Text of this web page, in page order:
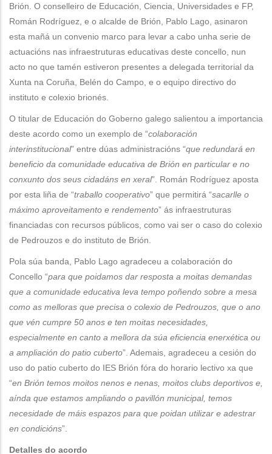
Brión. O conselleiro de Educación, Ciencia, Universidades e FP,
Román Rodríguez, e o alcalde de Brión, Pablo Lago, asinaron
esta mañá un convenio marco para levar a cabo unha serie de
actuacións nas infraestruturas educativas deste concello, nun
acto no que tamén estiveron presentes a delegada territorial da
Xunta na Coruña, Belén do Campo, e o equipo directivo do
instituto e colexio brionés.
O titular de Educación do Goberno galego salientou a importancia
deste acordo como un exemplo de “colaboración
interinstitucional” entre dúas administracións “que redundará en
beneficio da comunidade educativa de Brión en particular e no
conxunto dos seus cidadáns en xeral”. Román Rodríguez aposta
por esta liña de “traballo cooperativo” que permitirá “sacarlle o
máximo aproveitamento e rendemento” ás infraestruturas
financiadas con recursos públicos, como vai ser o caso do colexio
de Pedrouzos e do instituto de Brión.
Pola súa banda, Pablo Lago agradeceu a colaboración do
Concello “para que poidamos dar resposta a moitas demandas
que a comunidade educativa leva tempo poñendo sobre a mesa
como as melloras que precisa o colexio de Pedrouzos, que o ano
que vén cumpre 50 anos e ten moitas necesidades,
especialmente en canto a mellora da súa eficiencia enerxética ou
a ampliación do patio cuberto”. Ademais, agradeceu a cesión do
uso do patio cuberto do IES Brión fóra do horario lectivo xa que
“en Brión temos moitos nenos e nenas, moitos clubs deportivos e,
aínda que estamos ampliando o pavillón municipal, temos
necesidade de máis espazos para que poidan utilizar e adestrar
en condicións”.
Detalles do acordo